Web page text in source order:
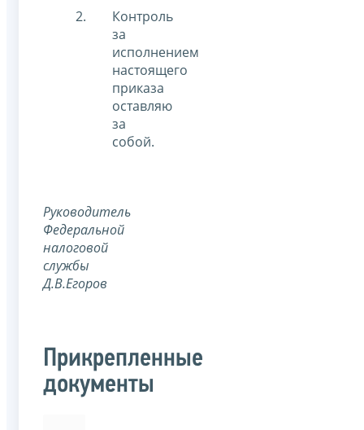
Контроль
за
исполнением
настоящего
приказа
оставляю
за
собой.
Руководитель
Федеральной
налоговой
службы
Д.В.Егоров
Прикрепленные
документы